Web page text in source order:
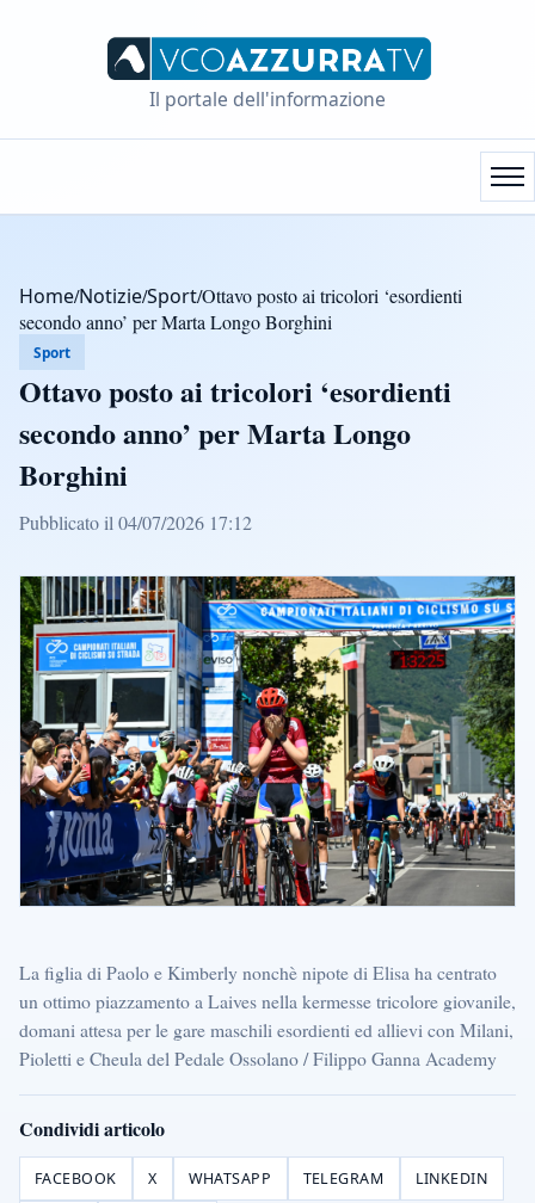
Il portale dell'informazione
Home/Notizie/Sport/Ottavo posto ai tricolori ‘esordienti
secondo anno’ per Marta Longo Borghini
Sport
Ottavo posto ai tricolori ‘esordienti
secondo anno’ per Marta Longo
Borghini
Pubblicato il 04/07/2026 17:12
La figlia di Paolo e Kimberly nonchè nipote di Elisa ha centrato
un ottimo piazzamento a Laives nella kermesse tricolore giovanile,
domani attesa per le gare maschili esordienti ed allievi con Milani,
Pioletti e Cheula del Pedale Ossolano / Filippo Ganna Academy
Condividi articolo
FACEBOOK X WHATSAPP TELEGRAM LINKEDIN